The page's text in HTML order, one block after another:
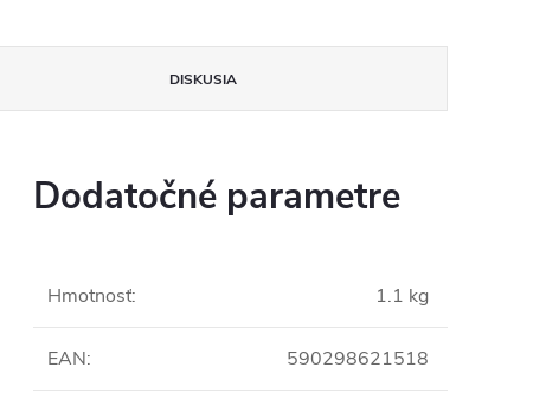
DISKUSIA
Dodatočné parametre
Hmotnosť: 1.1 kg
EAN: 590298621518